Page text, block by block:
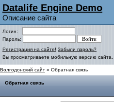
Datalife Engine Demo
Описание сайта
Логин:
Пароль:
Регистрация на сайте! Забыли пароль?
Вы просматриваете мобильную версию сайта.
Волгодонский сайт » Обратная связь
Обратная связь